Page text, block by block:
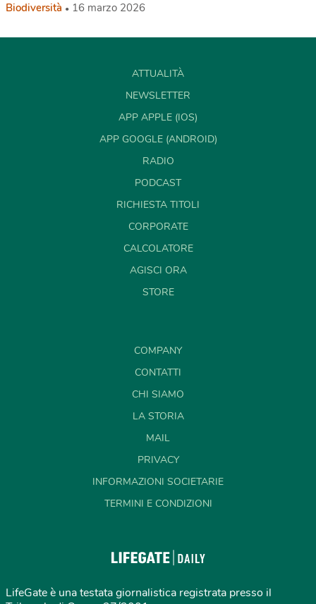
Biodiversità 16 marzo 2026
ATTUALITÀ
NEWSLETTER
APP APPLE (IOS)
APP GOOGLE (ANDROID)
RADIO
PODCAST
RICHIESTA TITOLI
CORPORATE
CALCOLATORE
AGISCI ORA
STORE
COMPANY
CONTATTI
CHI SIAMO
LA STORIA
MAIL
PRIVACY
INFORMAZIONI SOCIETARIE
TERMINI E CONDIZIONI
LifeGate è una testata giornalistica registrata presso il